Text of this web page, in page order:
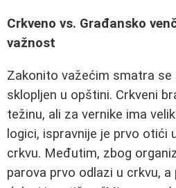
Crkveno vs. Građansko
važnost
Zakonito važećim smatra se
sklopljen u opštini. Crkveni
težinu, ali za vernike ima
logici, ispravnije je prvo otići
crkvu. Međutim, zbog
parova prvo odlazi u crkvu,